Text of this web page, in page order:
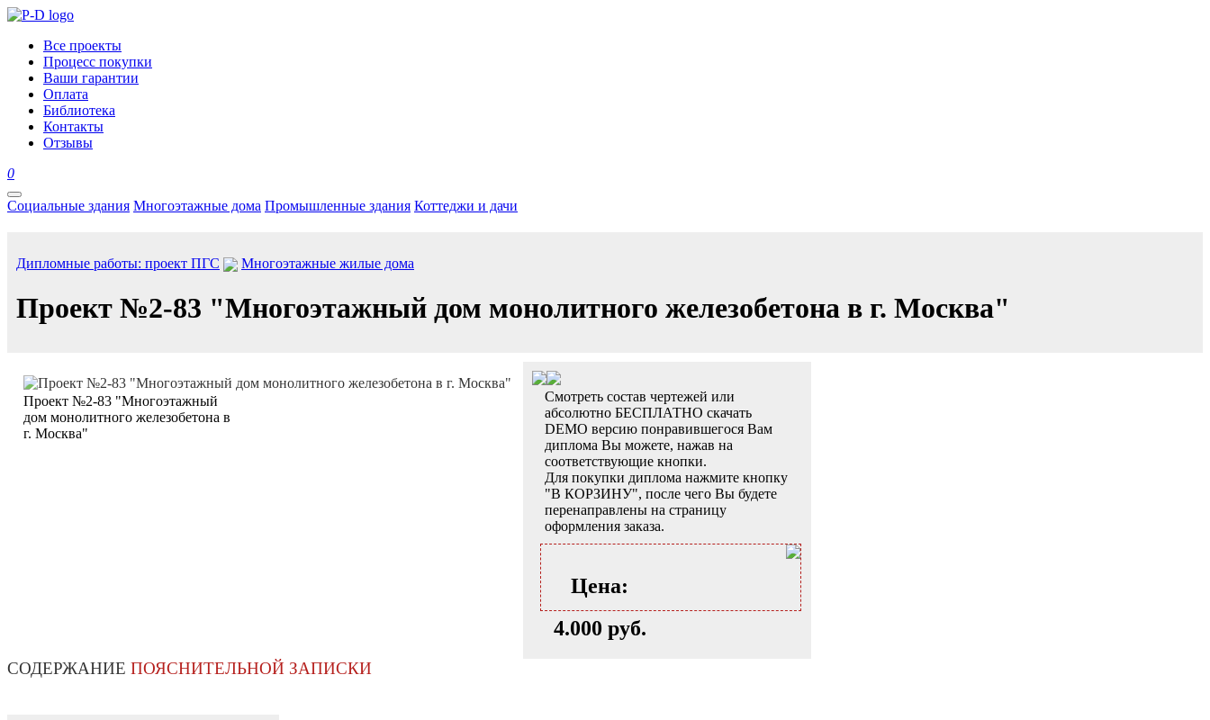
Все проекты
Процесс покупки
Ваши гарантии
Оплата
Библиотека
Контакты
Отзывы
0
Социальные здания Многоэтажные дома Промышленные здания Коттеджи и дачи
Дипломные работы: проект ПГС Многоэтажные жилые дома
Проект №2-83 "Многоэтажный дом монолитного железобетона в г. Москва"
Проект №2-83 "Многоэтажный
дом монолитного железобетона в
г. Москва"
Смотреть состав чертежей или
абсолютно БЕСПЛАТНО скачать
DEMO версию понравившегося Вам
диплома Вы можете, нажав на
соответствующие кнопки.
Для покупки диплома нажмите кнопку
"В КОРЗИНУ", после чего Вы будете
перенаправлены на страницу
оформления заказа.
Цена:
4.000 руб.
СОДЕРЖАНИЕ ПОЯСНИТЕЛЬНОЙ ЗАПИСКИ